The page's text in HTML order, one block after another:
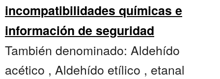
incompatibilidades químicas e
información de seguridad
También denominado: Aldehído
acético , Aldehído etílico , etanal